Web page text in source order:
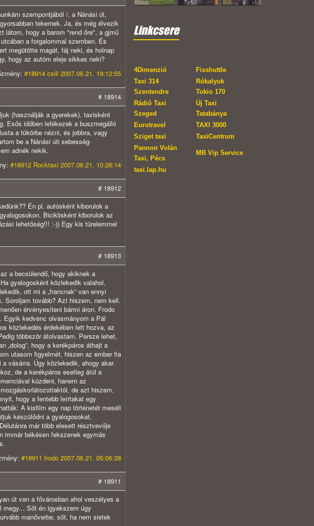
szempontjából /, a Nánási út,
tekernek. Ja, és még élvezik
hogy a barom "rend őre", a gjmű
a forgalommal szemben. És
megütötte magát, fáj neki, és holnap
hogy az autóm eleje sikkes neki?
#18914 csili 2007.06.21. 19:12:55
# 18914
(használják a gyerekek), taxisként
Esős időben lefékezek a buszmegálló
a tükörbe nézni, és jobbra, vagy
be a Nánási úti sebesség-
adnék nekik.
#18912 Rocktaxi 2007.06.21. 10:26:14
# 18912
Én pl. autósként kiborulok a
Biciklisként kiborulok az
lehetőség!!! :-)) Egy kis türelemmel
# 18913
a becsülendő, hogy akiknek a
gyalogosként közlekedik valahol,
ott mi a „francnak” van ennyi
Soroljam tovább? Azt hiszem, nem kell.
érvényesíteni bármi áron. Frodo
kedvenc olvasmányom a Pál
közlekedés érdekében lett hozva, az
többször átolvastam. Persze lehet,
„dolog”, hogy a kerékpáros áthajt a
utasom figyelmét, hiszen az ember fia
vásárra. Úgy közlekedik, ahogy akar.
de a kerékpáros esetleg átül a
küzdeni, hanem az
de azt hiszem,
hogy a fentebb leírtakat egy
A kisfilm egy nap történetét meséli
készülődni a gyalogosokat,
már több elesett résztvevője
immár békésen fekszenek egymás
#18911 frodo 2007.06.21. 05:06:28
# 18911
út van a fővárosban ahol veszélyes a
Sőt én igyekszem úgy
manőverbe, sőt, ha nem sietek
Linkcsere
4Dimenzió
Fixshuttle
Taxi 314
Szentendre
Rókalyuk
Tokio 170
Rádió Taxi
Szeged
Új Taxi
Tatabánya
Eurotravel
TAXI 3000
Sziget taxi
TaxiCentrum
Pannon Volán
Taxi, Pécs
MB Vip Service
taxi.lap.hu